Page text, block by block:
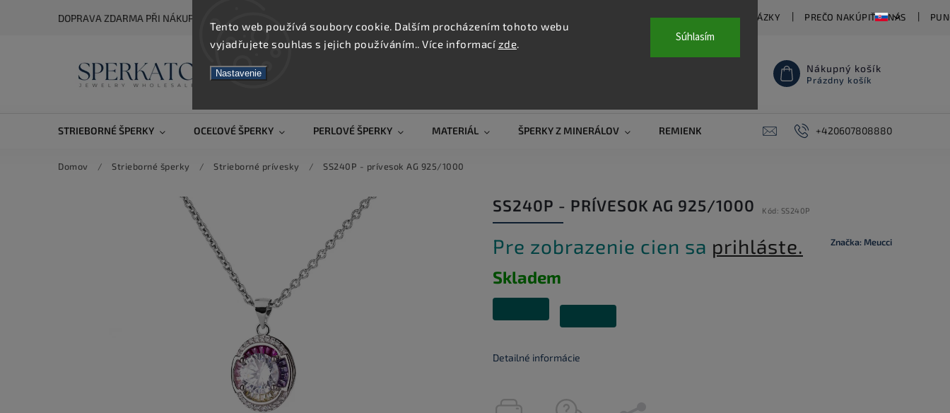
Tento web používá soubory cookie. Dalším procházením tohoto webu
vyjadřujete souhlas s jejich používáním.. Více informací zde.
Nastavenie
Súhlasím
DOPRAVA ZDARMA PŘI NÁKUPU NAD 5 000 KČ ČASTO KLADENÉ OTÁZKY PREČO NAKÚPIŤ U NÁS
Nákupný košík
Prázdny košík
STRIEBORNÉ ŠPERKY OCEĽOVÉ ŠPERKY PERLOVÉ ŠPERKY MATERIÁL ŠPERKY Z MINERÁLOV REMIENKY NA HODINKY AKCE PIERCING
+420607808880
Domov / Strieborné šperky / Strieborné prívesky / SS240P - prívesok AG 925/1000
SS240P - PRÍVESOK AG 925/1000 Kód: SS240P
Značka: Meucci
Pre zobrazenie cien sa prihláste.
Skladem
Detailné informácie